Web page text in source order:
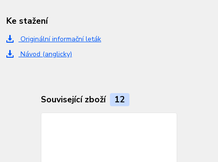
Ke stažení
Originální informační leták
Návod (anglicky)
Související zboží 12